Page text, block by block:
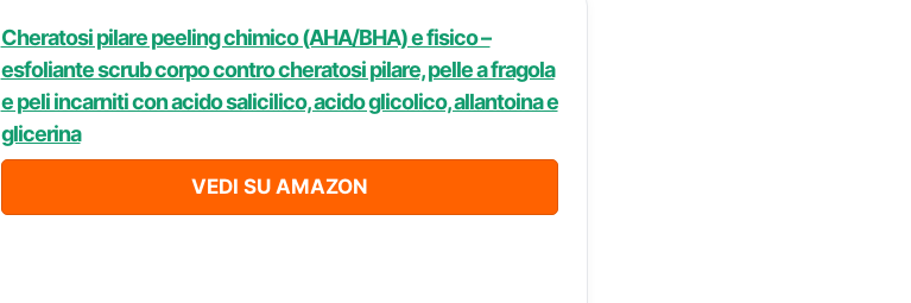
Cheratosi pilare peeling chimico (AHA/BHA) e fisico –
esfoliante scrub corpo contro cheratosi pilare, pelle a fragola
e peli incarniti con acido salicilico, acido glicolico, allantoina e
glicerina
VEDI SU AMAZON